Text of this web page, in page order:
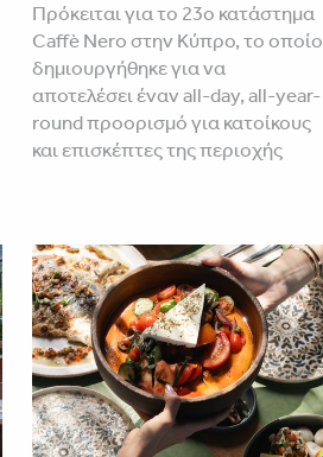
Πρόκειται για το 23ο κατάστημα
Caffè Nero στην Κύπρο, το οποίο
δημιουργήθηκε για να
αποτελέσει έναν all-day, all-year-
round προορισμό για κατοίκους
και επισκέπτες της περιοχής